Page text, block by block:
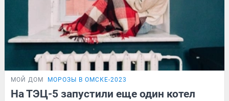
МОЙ ДОМ МОРОЗЫ В ОМСКЕ-2023
На ТЭЦ-5 запустили еще один котел